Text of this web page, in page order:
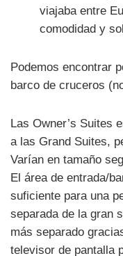
viajaba entre
comodidad y
Podemos encontrar
barco de cruceros
Las Owner’s Suites
a las Grand Suites,
Varían en tamaño
El área de entrada/
suficiente para una
separada de la gran
más separado
televisor de pantalla